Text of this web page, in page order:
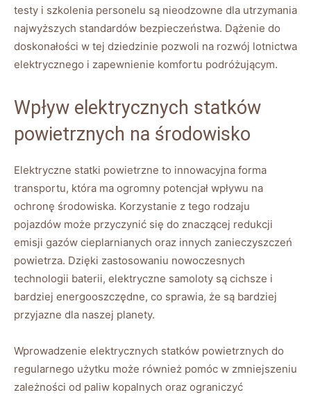
testy i szkolenia personelu są nieodzowne dla utrzymania
najwyższych standardów bezpieczeństwa.⁣ Dążenie do
doskonałości w tej dziedzinie pozwoli na rozwój⁢ lotnictwa
elektrycznego⁣ i zapewnienie komfortu‌ podróżującym.
Wpływ elektrycznych statków
powietrznych na środowisko
Elektryczne statki‍ powietrzne ‌to innowacyjna forma
transportu,⁢ która ma ogromny potencjał wpływu na
‌ochronę⁢ środowiska. Korzystanie⁢ z tego rodzaju
pojazdów⁣ może przyczynić⁤ się do⁢ znaczącej redukcji
emisji⁤ gazów cieplarnianych ‍oraz innych zanieczyszczeń
powietrza. Dzięki ‍zastosowaniu ‍nowoczesnych
technologii​ baterii, elektryczne samoloty ⁣są cichsze i
‍bardziej⁢ energooszczędne, co sprawia, ​że są ⁣bardziej
przyjazne dla naszej planety.
Wprowadzenie elektrycznych​ statków powietrznych do
regularnego użytku może również pomóc w zmniejszeniu
zależności od paliw ⁤kopalnych oraz ograniczyć